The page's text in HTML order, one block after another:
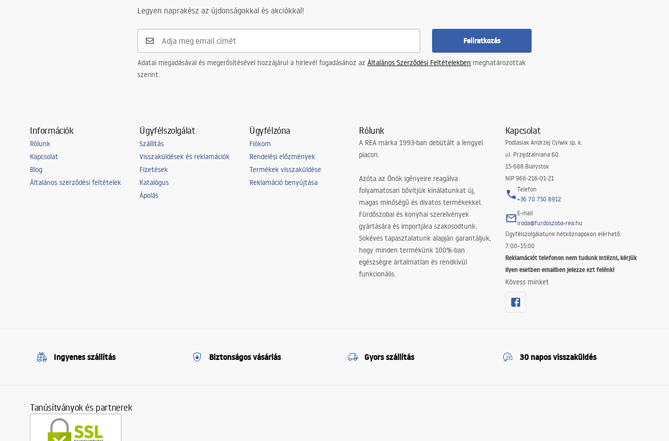
Legyen naprakész az újdonságokkal és akciókkal!
Feliratkozás
Adatai megadásával és megerősítésével hozzájárul a hírlevél fogadásához az Általános Szerződési Feltételekben meghatározottak
szerint.
Információk
Rólunk
Kapcsolat
Blog
Általános szerződési feltételek
Ügyfélszolgálat
Szállítás
Visszaküldések és reklamációk
Fizetések
Katalógus
Ápolás
Ügyfélzóna
Fiókom
Rendelési előzmények
Termékek visszaküldése
Reklamáció benyújtása
Rólunk
A REA márka 1993-ban debütált a lengyel
piacon.
Azóta az Önök igényeire reagálva
folyamatosan bővítjük kínálatunkat új,
magas minőségű és divatos termékekkel.
Fürdőszobai és konyhai szerelvények
gyártására és importjára szakosodtunk.
Sokéves tapasztalatunk alapján garantáljuk,
hogy minden termékünk 100%-ban
egészségre ártalmatlan és rendkívül
funkcionális.
Kapcsolat
Podlasiak Andrzej Cylwik sp. k.
ul. Przędzalniana 60
15-688 Białystok
NIP 966-216-01-21
Telefon
+36 70 750 8912
E-mail
iroda@furdoszoba-rea.hu
Ügyfélszolgálatunk hétköznapokon elérhető:
7:00–15:00
Reklamációt telefonon nem tudunk intézni, kérjük
ilyen esetben emailben jelezze ezt felénk!
Kövess minket
Ingyenes szállítás Biztonságos vásárlás Gyors szállítás 30 napos visszaküldés
Tanúsítványok és partnerek